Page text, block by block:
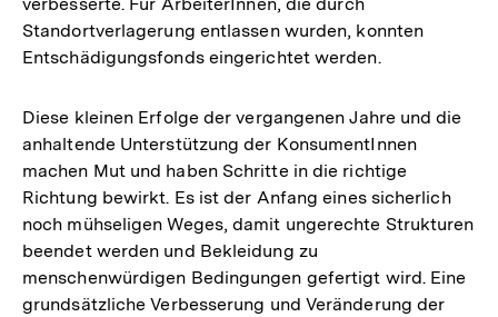
verbesserte. Für ArbeiterInnen, die durch
Standortverlagerung entlassen wurden, konnten
Entschädigungsfonds eingerichtet werden.
Diese kleinen Erfolge der vergangenen Jahre und die
anhaltende Unterstützung der KonsumentInnen
machen Mut und haben Schritte in die richtige
Richtung bewirkt. Es ist der Anfang eines sicherlich
noch mühseligen Weges, damit ungerechte Strukturen
beendet werden und Bekleidung zu
menschenwürdigen Bedingungen gefertigt wird. Eine
grundsätzliche Verbesserung und Veränderung der